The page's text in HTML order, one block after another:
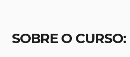
SOBRE O CURSO: